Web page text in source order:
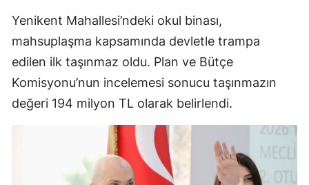
Yenikent Mahallesi’ndeki okul binası,
mahsuplaşma kapsamında devletle trampa
edilen ilk taşınmaz oldu. Plan ve Bütçe
Komisyonu’nun incelemesi sonucu taşınmazın
değeri 194 milyon TL olarak belirlendi.